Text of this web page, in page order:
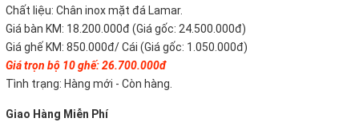
Chất liệu: Chân inox mặt đá Lamar.
Giá bàn KM: 18.200.000đ (Giá gốc: 24.500.000đ)
Giá ghế KM: 850.000đ/ Cái (Giá gốc: 1.050.000đ)
Giá trọn bộ 10 ghế: 26.700.000đ
Tình trạng: Hàng mới - Còn hàng.
Giao Hàng Miễn Phí